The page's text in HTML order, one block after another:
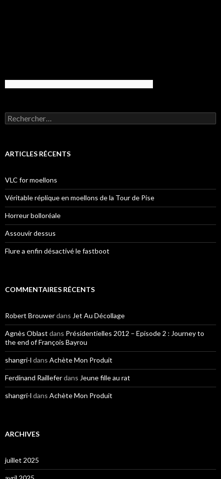
Rechercher :
ARTICLES RÉCENTS
VLC for moellons
Véritable réplique en moellons de la Tour de Pise
Horreur bolloréale
Assouvir dessus
Flure a enfin désactivé le fastboot
COMMENTAIRES RÉCENTS
Robert Brouwerdans Jet Au Décollage
Agnès Oblast dans Présidentielles 2012 – Episode 2 : Journey to
the end of François Bayrou
shangri-l dans Achète Mon Produit
Ferdinand Railleferdans Jeune fille au rat
shangri-l dans Achète Mon Produit
ARCHIVES
juillet 2025